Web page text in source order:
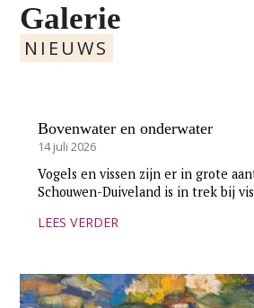
Galerie
NIEUWS
Bovenwater en onderwater
14 juli 2026
Vogels en vissen zijn er in grote
Schouwen-Duiveland is in trek bij
LEES VERDER